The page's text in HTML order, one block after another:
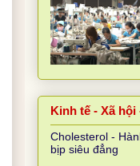
Kinh tế - Xã
Cholesterol -
bịp siêu đẳng